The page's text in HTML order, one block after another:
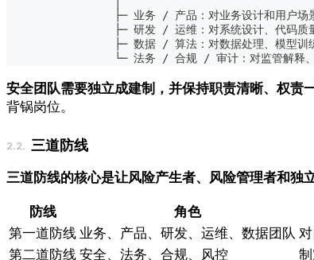
├─ 业务 / 产品：对业务设计和用户场
├─ 研发 / 运维：对系统设计、代码质
├─ 数据 / 算法：对数据处理、模型训
└─ 法务 / 合规 / 审计：对监管解释
安全团队需要独立成建制，并保持职责清晰、权责一
背锅岗位。
三道防线
三道防线的核心是让风险产生者、风险管理者和独
防线 角色
第一道防线 业务、产品、研发、运维、数据团队
第二道防线 安全、法务、合规、风控